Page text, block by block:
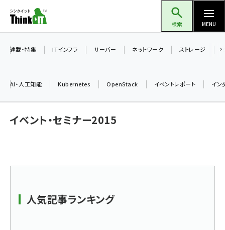
ン
ツ
検索 MENU
北海道をのんびり旅する晴山佳須夫のヒント集！ (2034)
genai (1483)
連載・特集 ITインフラ サーバー ネットワーク ストレージ
AI・人工知能 Kubernetes OpenStack イベントレポート イン
イベント・セミナー2015
人気記事ランキング